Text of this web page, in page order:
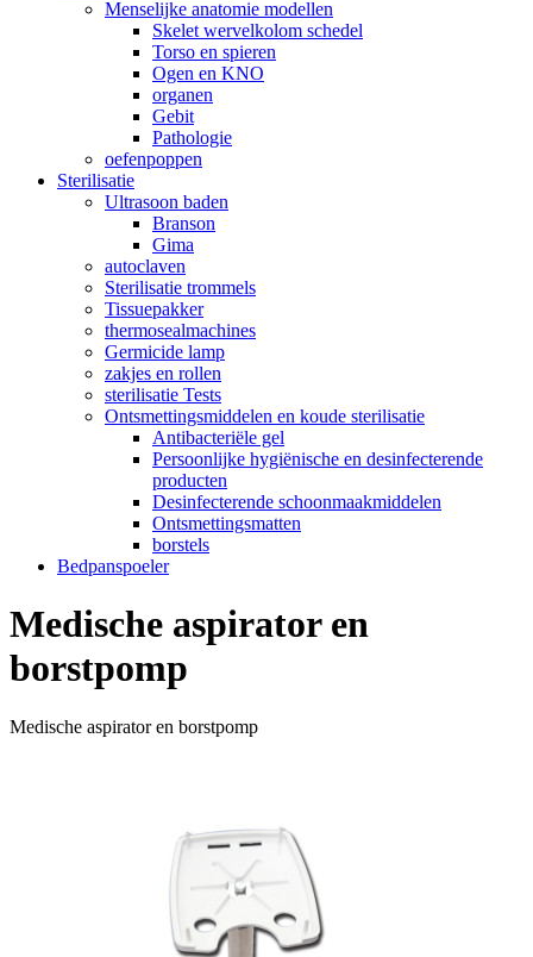
Menselijke anatomie modellen
Skelet wervelkolom schedel
Torso en spieren
Ogen en KNO
organen
Gebit
Pathologie
oefenpoppen
Sterilisatie
Ultrasoon baden
Branson
Gima
autoclaven
Sterilisatie trommels
Tissuepakker
thermosealmachines
Germicide lamp
zakjes en rollen
sterilisatie Tests
Ontsmettingsmiddelen en koude sterilisatie
Antibacteriële gel
Persoonlijke hygiënische en desinfecterende
producten
Desinfecterende schoonmaakmiddelen
Ontsmettingsmatten
borstels
Bedpanspoeler
Medische aspirator en
borstpomp
Medische aspirator en borstpomp